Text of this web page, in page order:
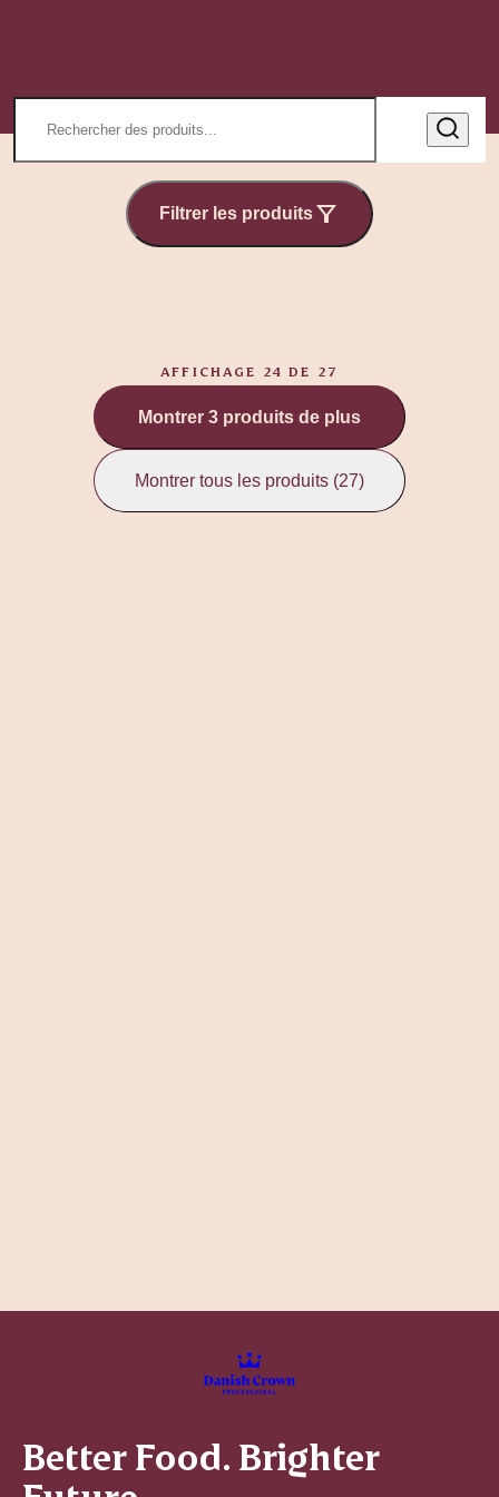
Filtrer les produits
AFFICHAGE 24 DE 27
Montrer 3 produits de plus
Montrer tous les produits (27)
Better Food. Brighter